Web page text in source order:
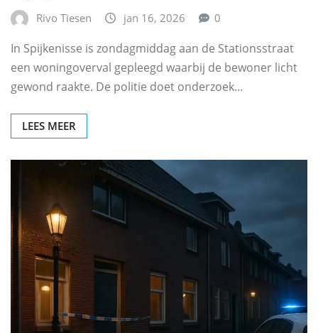
Rivo Tiesen jan 16, 2026 0
In Spijkenisse is zondagmiddag aan de Stationsstraat
een woningoverval gepleegd waarbij de bewoner licht
gewond raakte. De politie doet onderzoek…
LEES MEER